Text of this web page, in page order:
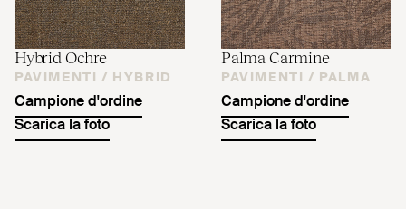
Hybrid Ochre
PAVIMENTI / HYBRID
Campione d'ordine
Scarica la foto
Palma Carmine
PAVIMENTI / PALMA
Campione d'ordine
Scarica la foto